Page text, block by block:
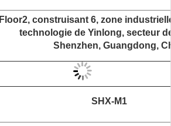
Floor2, construisant 6, zone
technologie de Yinlong, secteur
Shenzhen, Guangdong,
SHX-M1